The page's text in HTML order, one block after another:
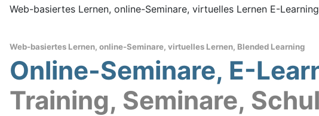
Web-basiertes Lernen, online-Seminare, virtuelles Lernen E-
Web-basiertes Lernen, online-Seminare, virtuelles Lernen, Blended Learning
Online-Seminare, E-
Training, Seminare,